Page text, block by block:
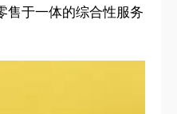
售于一体的综合性服务